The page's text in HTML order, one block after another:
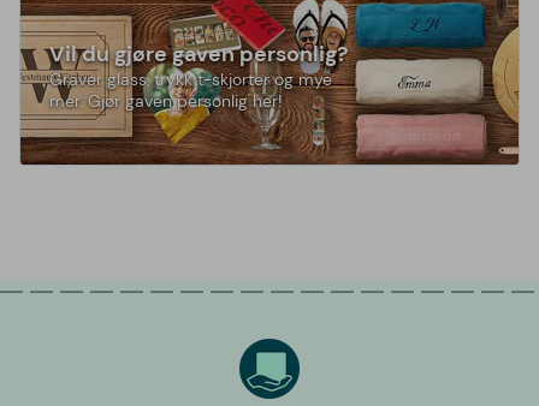
Vil du gjøre gaven personlig?
Graver glass, trykk t-skjorter og mye
mer. Gjør gaven personlig her!